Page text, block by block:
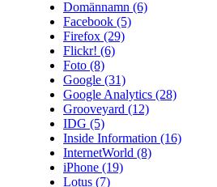
Domännamn (6)
Facebook (5)
Firefox (29)
Flickr! (6)
Foto (8)
Google (31)
Google Analytics (28)
Grooveyard (12)
IDG (5)
Inside Information (16)
InternetWorld (8)
iPhone (19)
Lotus (7)